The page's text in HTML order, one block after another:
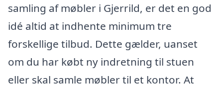
samling af møbler i Gjerrild, er det en god
idé altid at indhente minimum tre
forskellige tilbud. Dette gælder, uanset
om du har købt ny indretning til stuen
eller skal samle møbler til et kontor. At